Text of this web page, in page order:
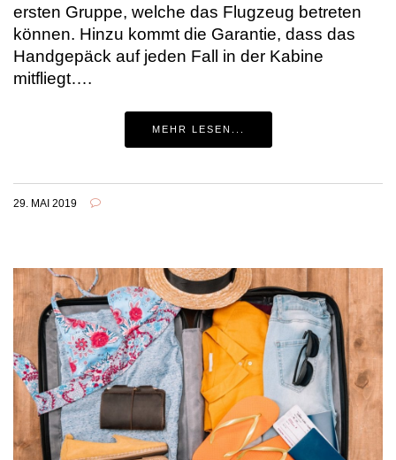
ersten Gruppe, welche das Flugzeug betreten
können. Hinzu kommt die Garantie, dass das
Handgepäck auf jeden Fall in der Kabine
mitfliegt….
MEHR LESEN...
29. MAI 2019